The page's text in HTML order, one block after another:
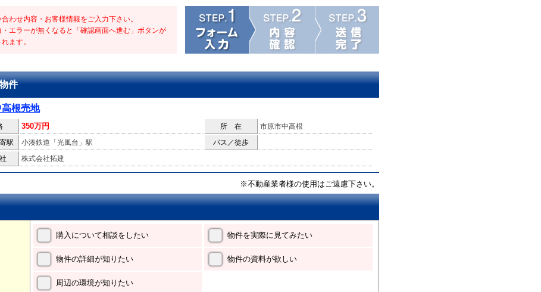
合わせ内容・お客様情報をご入力下さい。
・エラーが無くなると「確認画面へ進む」ボタンが
ます。
件
根売地
350万円 所 在
市原市中高根
駅
小湊鉄道「光風台」駅
バス／徒歩
株式会社拓建
※不動産業者様の使用はご遠慮下さい。
購入について相談をしたい 物件を実際に見てみたい
物件の詳細が知りたい 物件の資料が欲しい
周辺の環境が知りたい